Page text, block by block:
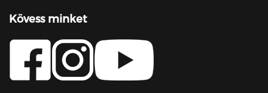
Kövess minket